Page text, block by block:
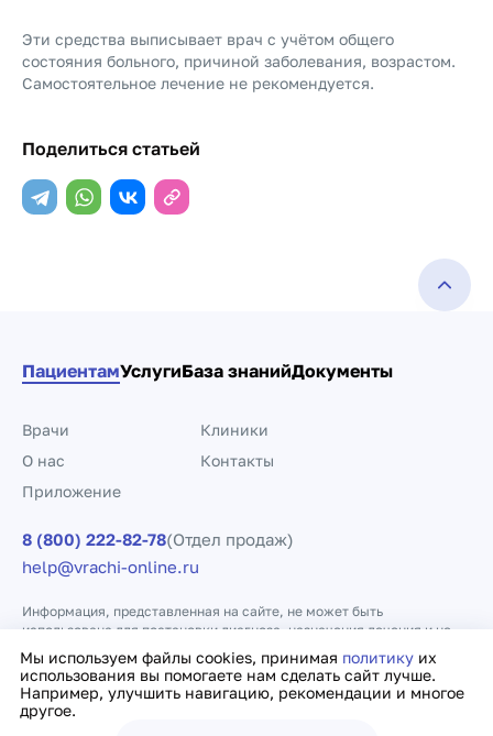
Эти средства выписывает врач с учётом общего
состояния больного, причиной заболевания, возрастом.
Самостоятельное лечение не рекомендуется.
Поделиться статьей
Мы используем файлы cookies, принимая политику их
использования вы помогаете нам сделать сайт лучше.
Например, улучшить навигацию, рекомендации и многое
другое.
ПациентамУслугиБаза знанийДокументы
Врачи
Клиники
О нас
Контакты
Приложение
8 (800) 222-82-78(Отдел продаж)
help@vrachi-online.ru
Информация, представленная на сайте, не может быть
использована для постановки диагноза, назначения лечения и не
заменяет прием врача.
Политика конфиденциальности Договор оферты